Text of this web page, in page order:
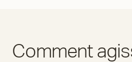
Comment